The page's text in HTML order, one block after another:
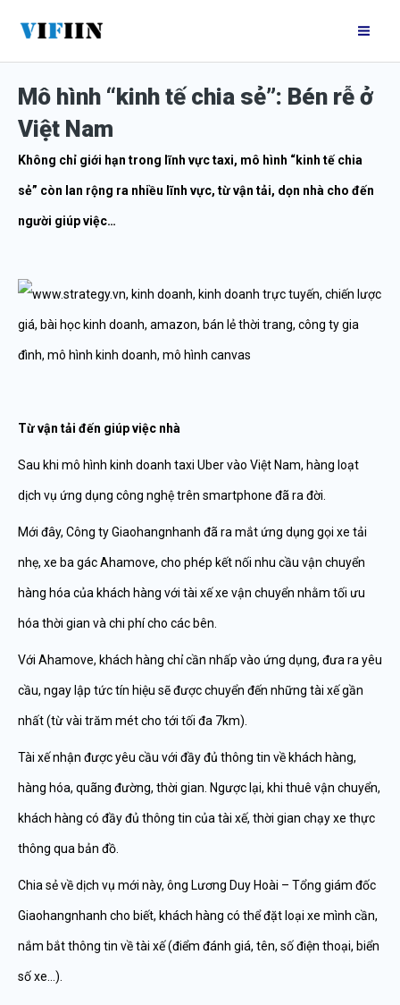
nội
dungMô hình “kinh tế chia sẻ”: Bén rễ ở
Việt Nam
Không chỉ giới hạn trong lĩnh vực taxi, mô hình “kinh tế chia
sẻ” còn lan rộng ra nhiều lĩnh vực, từ vận tải, dọn nhà cho đến
người giúp việc…
Từ vận tải đến giúp việc nhà
Sau khi mô hình kinh doanh taxi Uber vào Việt Nam, hàng loạt
dịch vụ ứng dụng công nghệ trên smartphone đã ra đời.
Mới đây, Công ty Giaohangnhanh đã ra mắt ứng dụng gọi xe tải
nhẹ, xe ba gác Ahamove, cho phép kết nối nhu cầu vận chuyển
hàng hóa của khách hàng với tài xế xe vận chuyển nhằm tối ưu
hóa thời gian và chi phí cho các bên.
Với Ahamove, khách hàng chỉ cần nhấp vào ứng dụng, đưa ra yêu
cầu, ngay lập tức tín hiệu sẽ được chuyển đến những tài xế gần
nhất (từ vài trăm mét cho tới tối đa 7km).
Tài xế nhận được yêu cầu với đầy đủ thông tin về khách hàng,
hàng hóa, quãng đường, thời gian. Ngược lại, khi thuê vận chuyển,
khách hàng có đầy đủ thông tin của tài xế, thời gian chạy xe thực
thông qua bản đồ.
Chia sẻ về dịch vụ mới này, ông Lương Duy Hoài – Tổng giám đốc
Giaohangnhanh cho biết, khách hàng có thể đặt loại xe mình cần,
nắm bắt thông tin về tài xế (điểm đánh giá, tên, số điện thoại, biển
số xe…).